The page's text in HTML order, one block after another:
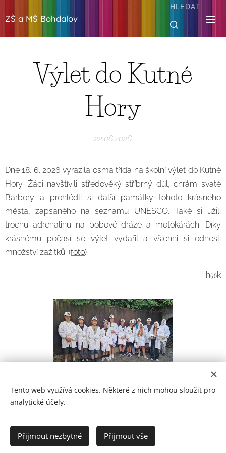
ZŠ a MŠ Bohdalov
HLEDAT
Výlet do Kutné
Hory
22.06.2026
Dne 18. 6. 2026 vyrazila osmá třída na školní výlet do Kutné
Hory. Žáci navštívili středověký stříbrný důl, chrám svaté
Barbory a prohlédli si další památky tohoto krásného
města, zapsaného na seznamu UNESCO. Také si užili
trochu adrenalinu na bobové dráze a motokárách. Díky
krásnému počasí se výlet vydařil a všichni si odnesli
množství zážitků. (foto)
h@k
Cookies
Tento web využívá cookies. Některé z nich mohou sloužit pro
analytické účely.
Přijmout nezbytné Přijmout vše